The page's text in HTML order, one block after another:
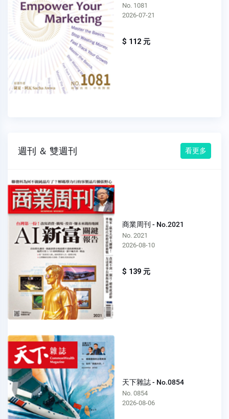
No. 1081
2026-07-21
$ 112 元
週刊 ＆ 雙週刊 看更多
商業周刊 - No.2021
No. 2021
2026-08-10
$ 139 元
天下雜誌 - No.0854
No. 0854
2026-08-06